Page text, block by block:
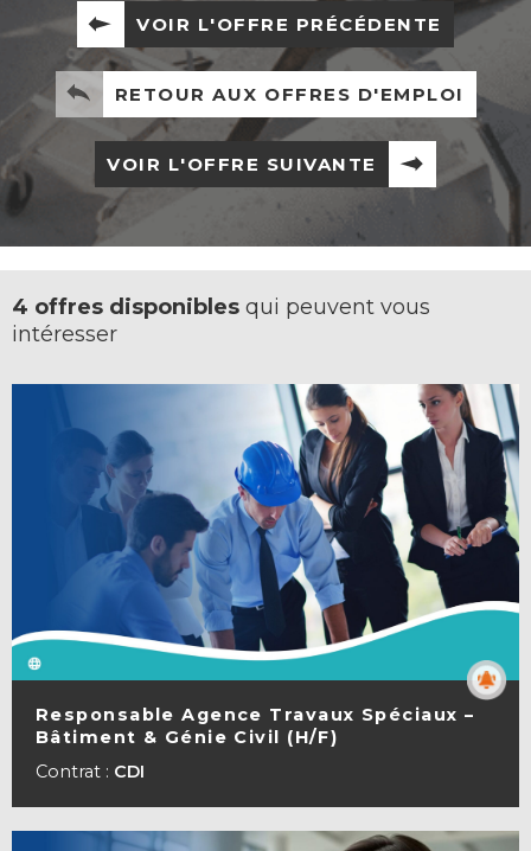
VOIR L'OFFRE PRÉCÉDENTE
RETOUR AUX OFFRES D'EMPLOI
VOIR L'OFFRE SUIVANTE
4 offres disponibles qui peuvent vous
intéresser
Responsable Agence Travaux Spéciaux –
Bâtiment & Génie Civil (H/F)
Contrat : CDI